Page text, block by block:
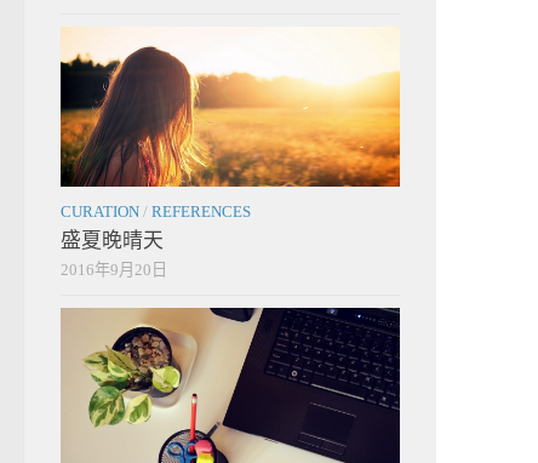
CURATION / REFERENCES
盛夏晚晴天
2016年9月20日